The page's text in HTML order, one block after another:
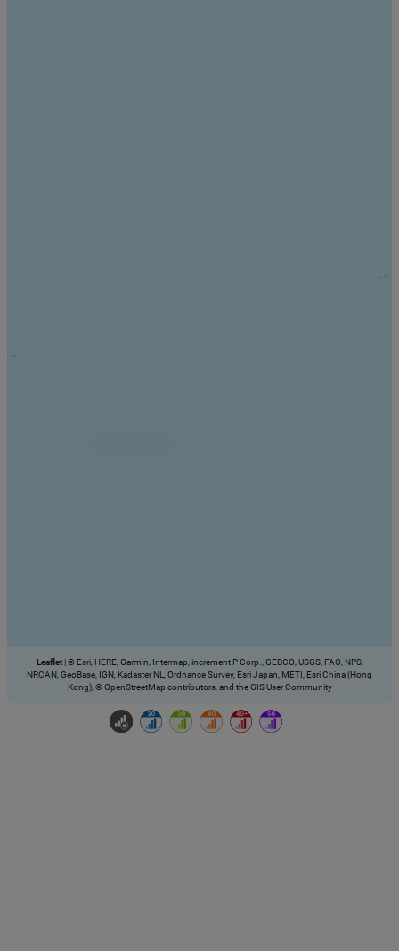
Leaflet |© Esri, HERE, Garmin, Intermap, increment P Corp., GEBCO, USGS, FAO, NPS,
NRCAN, GeoBase, IGN, Kadaster NL, Ordnance Survey, Esri Japan, METI, Esri China (Hong
Kong), © OpenStreetMap contributors, and the GIS User Community